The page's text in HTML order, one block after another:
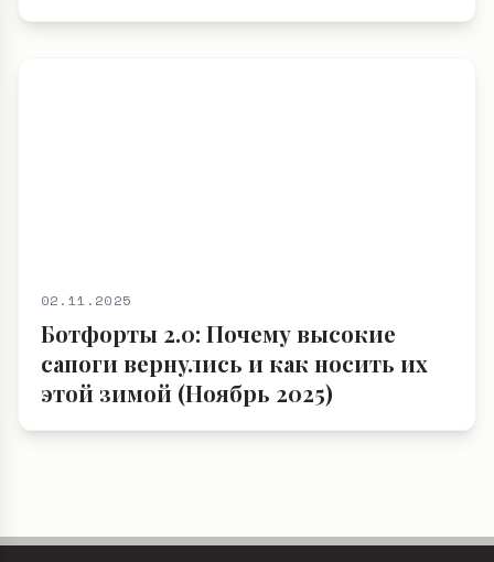
02.11.2025
Ботфорты 2.0: Почему высокие
сапоги вернулись и как носить их
этой зимой (Ноябрь 2025)